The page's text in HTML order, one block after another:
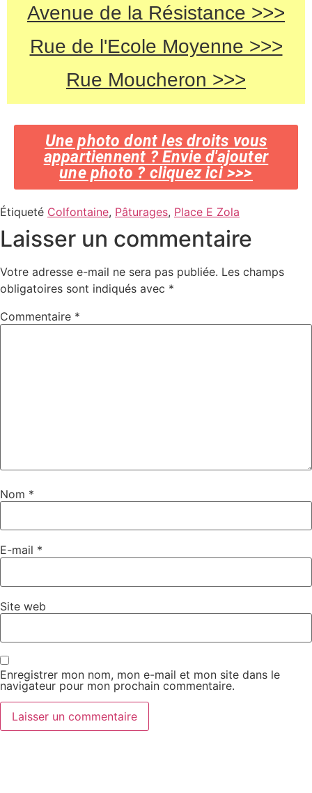
Avenue de la Résistance >>>
Rue de l'Ecole Moyenne >>>
Rue Moucheron >>>
Une photo dont les droits vous
appartiennent ? Envie d'ajouter
une photo ? cliquez ici >>>
Étiqueté Colfontaine, Pâturages, Place E Zola
Laisser un commentaire
Votre adresse e-mail ne sera pas publiée. Les champs
obligatoires sont indiqués avec *
Commentaire *
Nom *
E-mail *
Site web
Enregistrer mon nom, mon e-mail et mon site dans le
navigateur pour mon prochain commentaire.